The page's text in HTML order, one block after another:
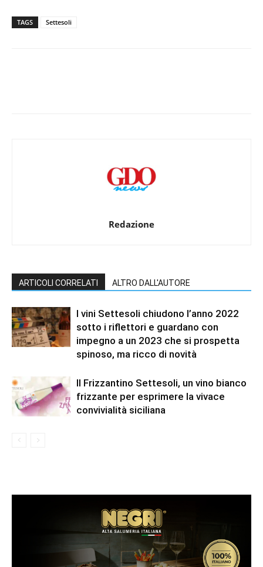
TAGS Settesoli
Redazione
ARTICOLI CORRELATI ALTRO DALL'AUTORE
I vini Settesoli chiudono l’anno 2022
sotto i riflettori e guardano con
impegno a un 2023 che si prospetta
spinoso, ma ricco di novità
Il Frizzantino Settesoli, un vino bianco
frizzante per esprimere la vivace
convivialità siciliana